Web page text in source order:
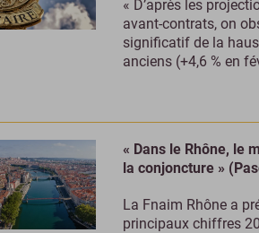
« D’après les
avant-contrats, on
significatif de la
anciens (+4,6 % en
« Dans le Rhône, le
la conjoncture »
La Fnaim Rhône a
principaux chiffres